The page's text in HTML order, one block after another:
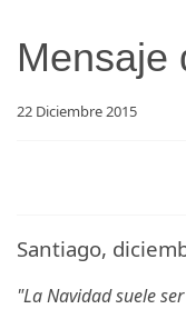
Mensaje
22 Diciembre 2015
Santiago,
"La Navidad suele